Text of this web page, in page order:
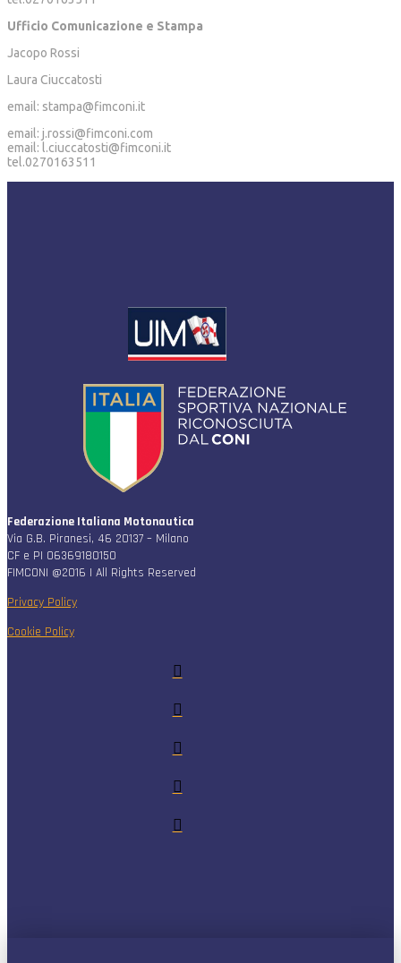
Ufficio Comunicazione e Stampa
Jacopo Rossi
Laura Ciuccatosti
email: stampa@fimconi.it
email: j.rossi@fimconi.com
email: l.ciuccatosti@fimconi.it
tel.0270163511
Federazione Italiana Motonautica
Via G.B. Piranesi, 46 20137 – Milano
CF e PI 06369180150
FIMCONI @2016 | All Rights Reserved
Privacy Policy
Cookie Policy